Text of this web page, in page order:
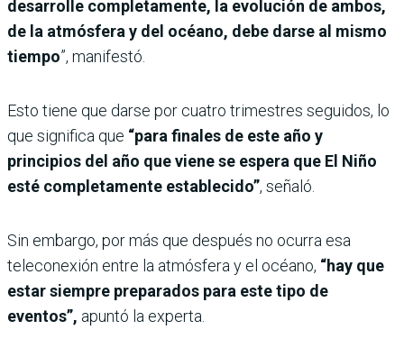
desarrolle completamente, la evolución de ambos,
de la atmósfera y del océano, debe darse al mismo
tiempo”, manifestó.
Esto tiene que darse por cuatro trimestres seguidos, lo
que significa que “para finales de este año y
principios del año que viene se espera que El Niño
esté completamente establecido”, señaló.
Sin embargo, por más que después no ocurra esa
teleconexión entre la atmósfera y el océano, “hay que
estar siempre preparados para este tipo de
eventos”, apuntó la experta.